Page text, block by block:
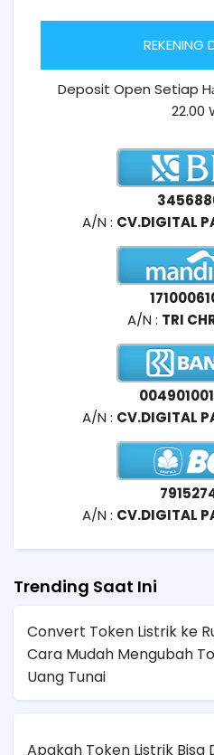
REKENING
Deposit Open Setiap
22.00
A/N : CV.DIGITAL
A/N : TRI
A/N : CV.DIGITAL
A/N : CV.DIGITAL
Trending Saat Ini
Convert Token Listrik ke
Cara Mudah Mengubah
Uang Tunai
Apakah Token Listrik Bisa